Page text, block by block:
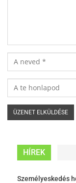
HÍREK
Személyeskedés